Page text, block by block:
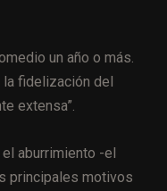
un año o más.
la fidelización del
extensa”.
aburrimiento -el
principales motivos